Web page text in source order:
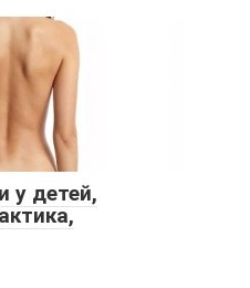
у детей,